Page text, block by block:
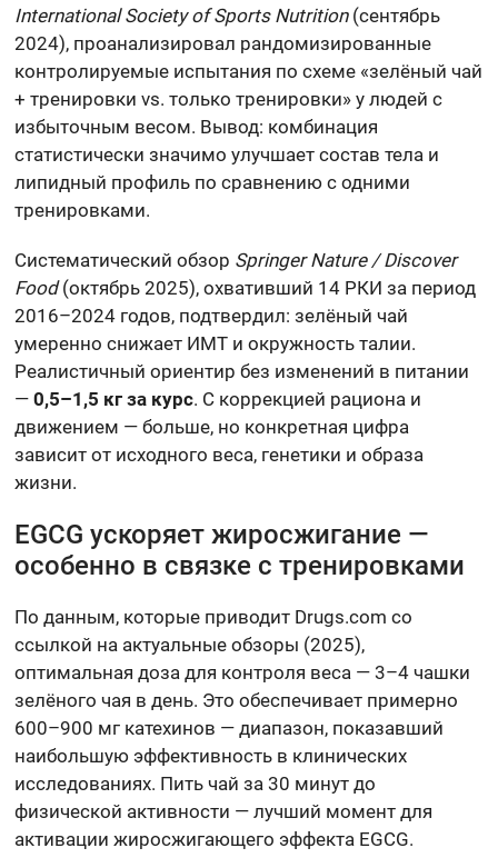
International Society of Sports Nutrition(сентябрь
2024), проанализировал рандомизированные
контролируемые испытания по схеме «зелёный чай
+ тренировки vs. только тренировки» у людей с
избыточным весом. Вывод: комбинация
статистически значимо улучшает состав тела и
липидный профиль по сравнению с одними
тренировками.
Систематический обзор Springer Nature / Discover
Food(октябрь 2025), охвативший 14 РКИ за период
2016–2024 годов, подтвердил: зелёный чай
умеренно снижает ИМТ и окружность талии.
Реалистичный ориентир без изменений в питании
—0,5–1,5 кг за курс. С коррекцией рациона и
движением — больше, но конкретная цифра
зависит от исходного веса, генетики и образа
жизни.
EGCG ускоряет жиросжигание —
особенно в связке с тренировками
По данным, которые приводит Drugs.com со
ссылкой на актуальные обзоры (2025),
оптимальная доза для контроля веса — 3–4 чашки
зелёного чая в день. Это обеспечивает примерно
600–900 мг катехинов — диапазон, показавший
наибольшую эффективность в клинических
исследованиях. Пить чай за 30 минут до
физической активности — лучший момент для
активации жиросжигающего эффекта EGCG.